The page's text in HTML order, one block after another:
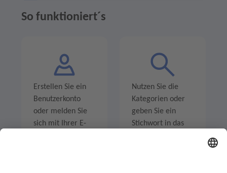
So funktioniert´s
Erstellen Sie ein
Benutzerkonto
oder melden Sie
sich mit Ihrer E-
Nutzen Sie die
Kategorien oder
geben Sie ein
Stichwort in das